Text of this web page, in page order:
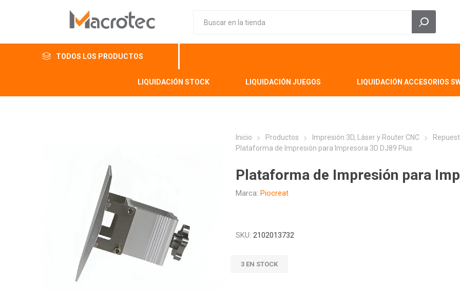
TODOS LOS PRODUCTOS
LIQUIDACIÓN STOCK LIQUIDACIÓN JUEGOS LIQUIDACIÓN ACCESORIOS
Inicio Productos Impresión 3D, Láser y Router CNC
Plataforma de Impresión para Impresora 3D DJ89 Plus
Plataforma de Impresión para
Marca: Piocreat
SKU: 2102013732
3 EN STOCK